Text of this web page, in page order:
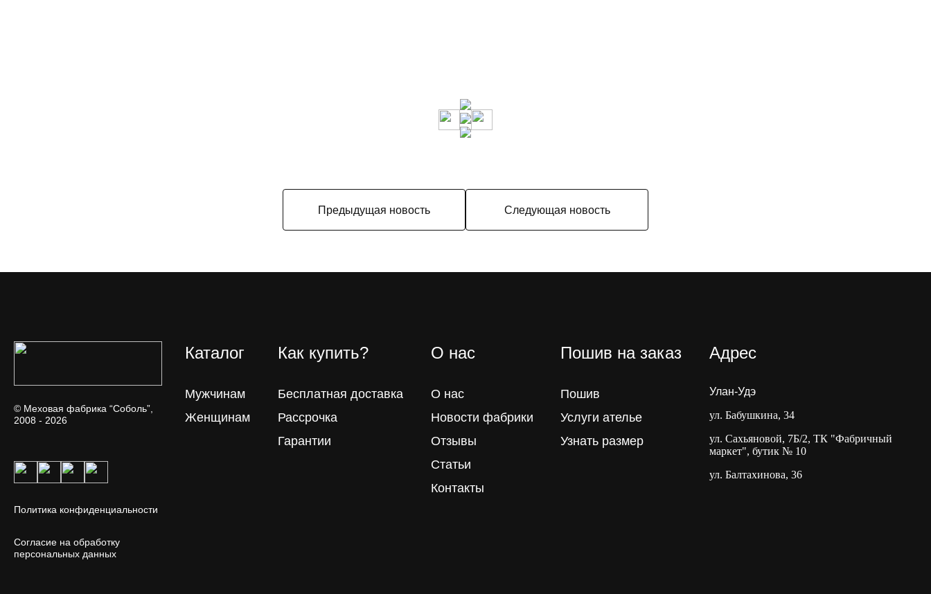
Предыдущая новость Следующая новость
© Меховая фабрика “Соболь”,
2008 - 2026
Политика конфиденциальности
Согласие на обработку
персональных данных
Каталог
Мужчинам
Женщинам
Как купить?
Бесплатная доставка
Рассрочка
Гарантии
О нас
О нас
Новости фабрики
Отзывы
Статьи
Контакты
Пошив на заказ
Пошив
Услуги ателье
Узнать размер
Адрес
Улан-Удэ
ул. Бабушкина, 34
ул. Сахьяновой, 7Б/2, ТК "Фабричный
маркет", бутик № 10
ул. Балтахинова, 36